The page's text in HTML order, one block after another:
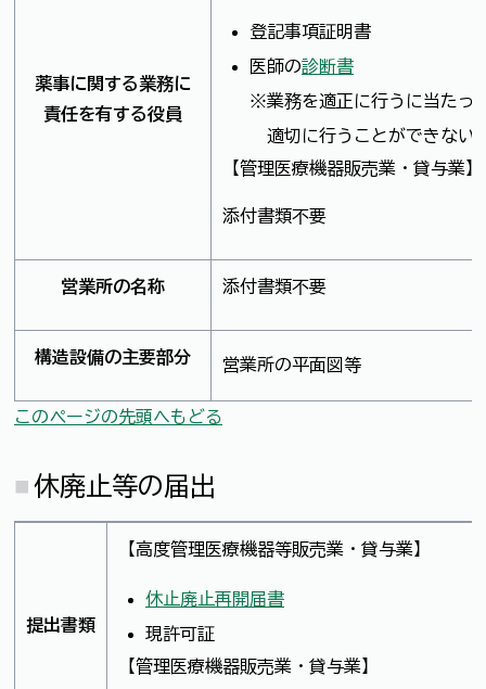
薬事に関する業務に
責任を有する役員
登記事項証明書
医師の診断書
※業務を適正に行うに当たっ
適切に行うことができない
【管理医療機器販売業・貸与業】
添付書類不要
営業所の名称 添付書類不要
構造設備の主要部分 営業所の平面図等
このページの先頭へもどる
休廃止等の届出
提出書類
【高度管理医療機器等販売業・貸与業】
休止廃止再開届書
現許可証
【管理医療機器販売業・貸与業】